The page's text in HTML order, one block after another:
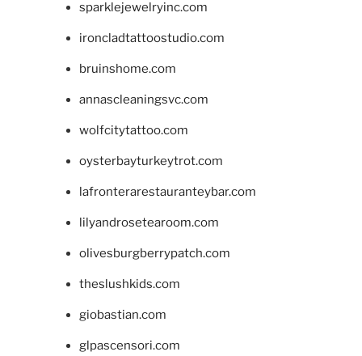
sparklejewelryinc.com
ironcladtattoostudio.com
bruinshome.com
annascleaningsvc.com
wolfcitytattoo.com
oysterbayturkeytrot.com
lafronterarestauranteybar.com
lilyandrosetearoom.com
olivesburgberrypatch.com
theslushkids.com
giobastian.com
glpascensori.com